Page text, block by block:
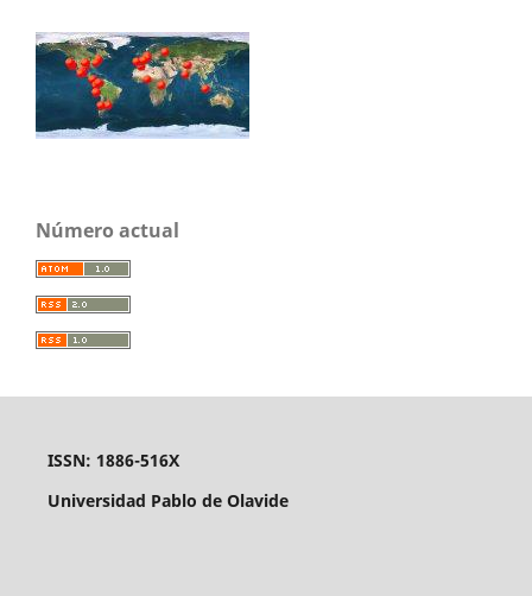
Número actual
ISSN: 1886-516X
Universidad Pablo de Olavide